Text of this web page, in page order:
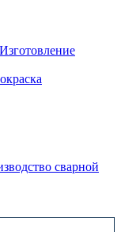
Изготовление
сварной